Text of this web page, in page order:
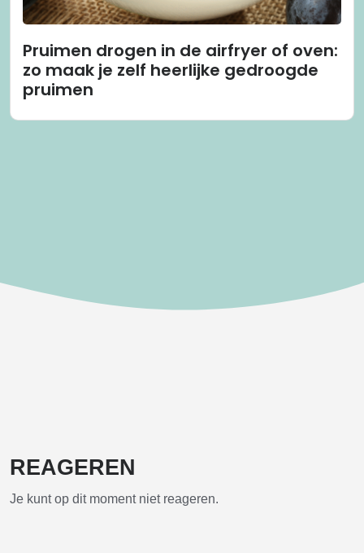
Pruimen drogen in de airfryer of oven:
zo maak je zelf heerlijke gedroogde
pruimen
REAGEREN
Je kunt op dit moment niet reageren.